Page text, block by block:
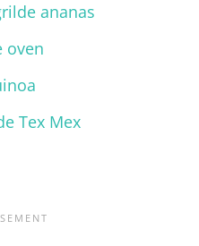
ananas
oven
Tex Mex